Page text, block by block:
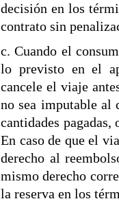
decisión en los
contrato sin
c. Cuando el
lo previsto en el
cancele el viaje
no sea imputable al
cantidades
En caso de que el
derecho al
mismo derecho
la reserva en los